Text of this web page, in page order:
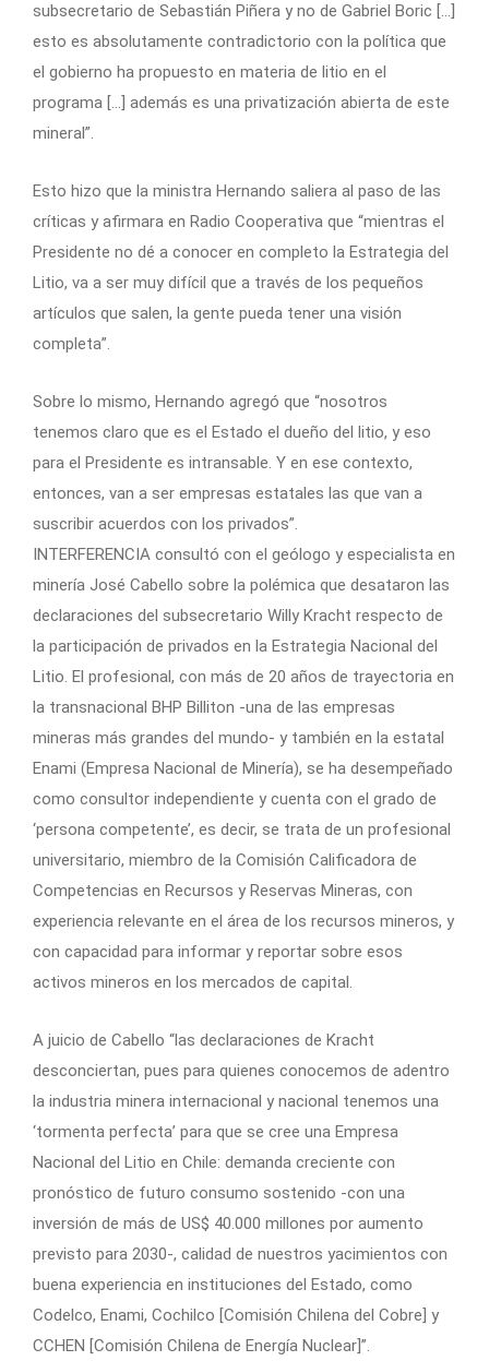
subsecretario de Sebastián Piñera y no de Gabriel Boric […]
esto es absolutamente contradictorio con la política que
el gobierno ha propuesto en materia de litio en el
programa […] además es una privatización abierta de este
mineral”.
Esto hizo que la ministra Hernando saliera al paso de las
críticas y afirmara en Radio Cooperativa que “mientras el
Presidente no dé a conocer en completo la Estrategia del
Litio, va a ser muy difícil que a través de los pequeños
artículos que salen, la gente pueda tener una visión
completa”.
Sobre lo mismo, Hernando agregó que “nosotros
tenemos claro que es el Estado el dueño del litio, y eso
para el Presidente es intransable. Y en ese contexto,
entonces, van a ser empresas estatales las que van a
suscribir acuerdos con los privados”.
INTERFERENCIA consultó con el geólogo y especialista en
minería José Cabello sobre la polémica que desataron las
declaraciones del subsecretario Willy Kracht respecto de
la participación de privados en la Estrategia Nacional del
Litio. El profesional, con más de 20 años de trayectoria en
la transnacional BHP Billiton -una de las empresas
mineras más grandes del mundo- y también en la estatal
Enami (Empresa Nacional de Minería), se ha desempeñado
como consultor independiente y cuenta con el grado de
‘persona competente’, es decir, se trata de un profesional
universitario, miembro de la Comisión Calificadora de
Competencias en Recursos y Reservas Mineras, con
experiencia relevante en el área de los recursos mineros, y
con capacidad para informar y reportar sobre esos
activos mineros en los mercados de capital.
A juicio de Cabello “las declaraciones de Kracht
desconciertan, pues para quienes conocemos de adentro
la industria minera internacional y nacional tenemos una
‘tormenta perfecta’ para que se cree una Empresa
Nacional del Litio en Chile: demanda creciente con
pronóstico de futuro consumo sostenido -con una
inversión de más de US$ 40.000 millones por aumento
previsto para 2030-, calidad de nuestros yacimientos con
buena experiencia en instituciones del Estado, como
Codelco, Enami, Cochilco [Comisión Chilena del Cobre] y
CCHEN [Comisión Chilena de Energía Nuclear]”.